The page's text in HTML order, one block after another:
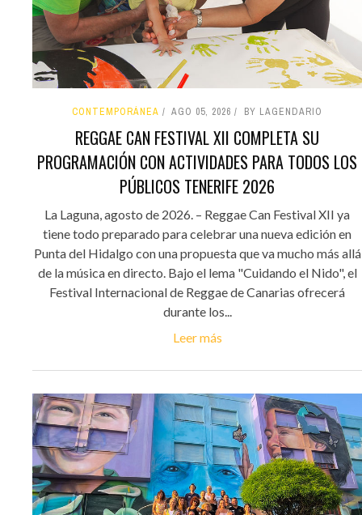
CONTEMPORÁNEA AGO 05, 2026 BY LAGENDARIO
REGGAE CAN FESTIVAL XII COMPLETA SU
PROGRAMACIÓN CON ACTIVIDADES PARA TODOS LOS
PÚBLICOS TENERIFE 2026
La Laguna, agosto de 2026. – Reggae Can Festival XII ya
tiene todo preparado para celebrar una nueva edición en
Punta del Hidalgo con una propuesta que va mucho más allá
de la música en directo. Bajo el lema "Cuidando el Nido", el
Festival Internacional de Reggae de Canarias ofrecerá
durante los...
Leer más